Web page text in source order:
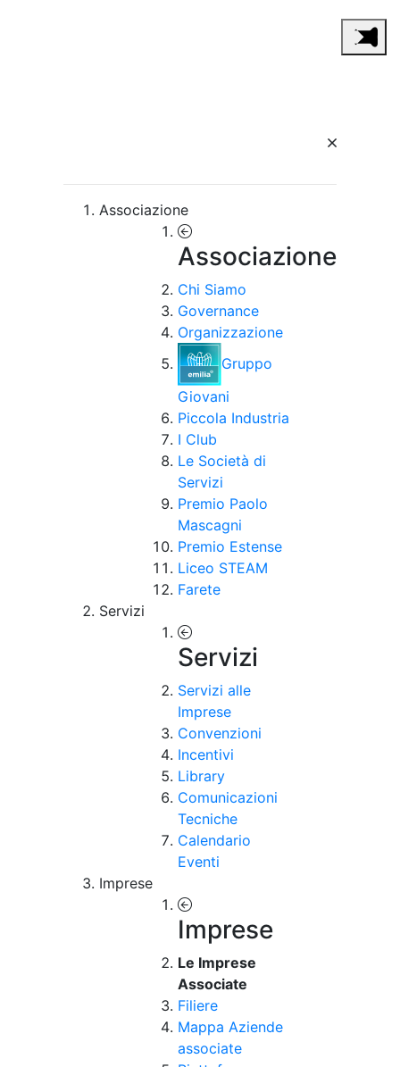
Associazione
Associazione
Chi Siamo
Governance
Organizzazione
Gruppo
Giovani
Piccola Industria
I Club
Le Società di
Servizi
Premio Paolo
Mascagni
Premio Estense
Liceo STEAM
Farete
Servizi
Servizi
Servizi alle
Imprese
Convenzioni
Incentivi
Library
Comunicazioni
Tecniche
Calendario
Eventi
Imprese
Imprese
Le Imprese
Associate
Filiere
Mappa Aziende
associate